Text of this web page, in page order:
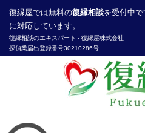
復縁屋では無料の復縁相談を受付中
に対応しています。
復縁相談のエキスパート - 復縁屋株式会社
探偵業届出登録番号30210286号